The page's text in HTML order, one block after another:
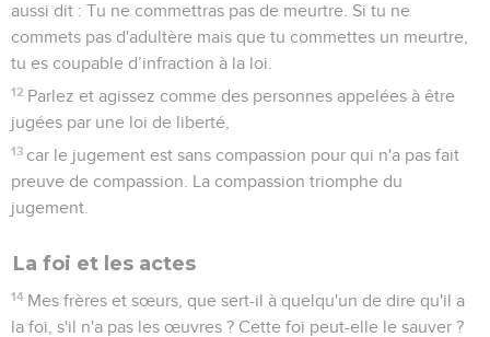
aussi dit : Tu ne commettras pas de meurtre. Si tu ne
commets pas d'adultère mais que tu commettes un meurtre,
tu es coupable d’infraction à la loi.
12 Parlez et agissez comme des personnes appelées à être
jugées par une loi de liberté,
13 car le jugement est sans compassion pour qui n'a pas fait
preuve de compassion. La compassion triomphe du
jugement.
La foi et les actes
14 Mes frères et sœurs, que sert-il à quelqu'un de dire qu'il a
la foi, s'il n'a pas les œuvres ? Cette foi peut-elle le sauver ?